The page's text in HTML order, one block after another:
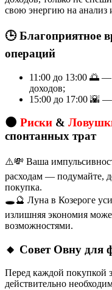
свою энергию на анализ
🕒 Благоприятное
операций
11:00 до 13:00 🌅
доходов;
15:00 до 17:00 🌇
🌑 Риски &
спонтанных трат
⚠️💸 Ваша
расходам — подумайте,
покупка.
🕳️🔮 Луна в Козероге
излишняя экономия
возможностями.
🔸 Совет Овну для
Перед каждой покупкой
действительно